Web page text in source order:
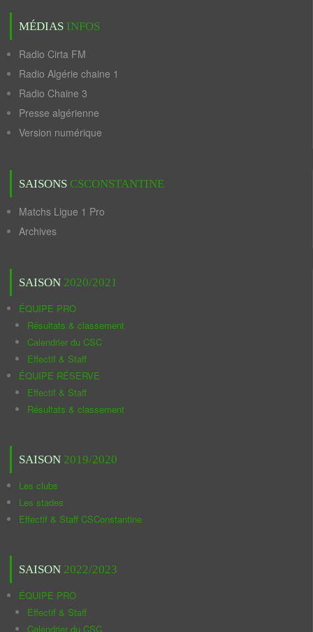
MÉDIAS INFOS
Radio Cirta FM
Radio Algérie chaine 1
Radio Chaine 3
Presse algérienne
Version numérique
SAISONS CSCONSTANTINE
Matchs Ligue 1 Pro
Archives
SAISON 2020/2021
ÉQUIPE PRO
Résultats & classement
Calendrier du CSC
Effectif & Staff
ÉQUIPE RÉSERVE
Effectif & Staff
Résultats & classement
SAISON 2019/2020
Les clubs
Les stades
Effectif & Staff CSConstantine
SAISON 2022/2023
ÉQUIPE PRO
Effectif & Staff
Calendrier du CSC